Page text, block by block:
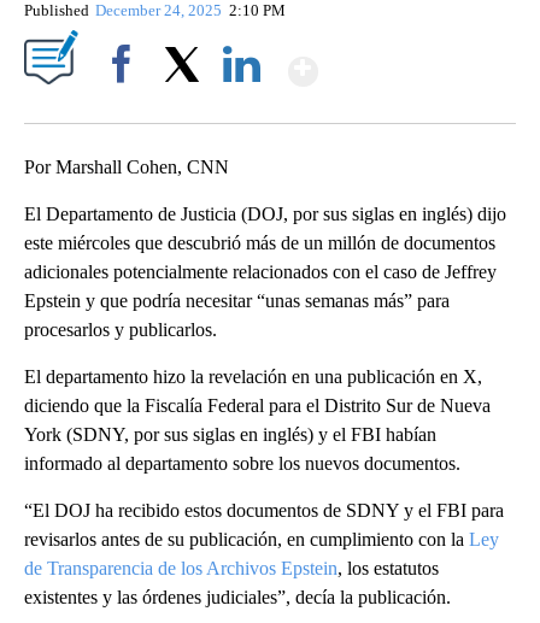
Published December 24, 2025 2:10 PM
Por Marshall Cohen, CNN
El Departamento de Justicia (DOJ, por sus siglas en inglés) dijo
este miércoles que descubrió más de un millón de documentos
adicionales potencialmente relacionados con el caso de Jeffrey
Epstein y que podría necesitar “unas semanas más” para
procesarlos y publicarlos.
El departamento hizo la revelación en una publicación en X,
diciendo que la Fiscalía Federal para el Distrito Sur de Nueva
York (SDNY, por sus siglas en inglés) y el FBI habían
informado al departamento sobre los nuevos documentos.
“El DOJ ha recibido estos documentos de SDNY y el FBI para
revisarlos antes de su publicación, en cumplimiento con la Ley
de Transparencia de los Archivos Epstein, los estatutos
existentes y las órdenes judiciales”, decía la publicación.